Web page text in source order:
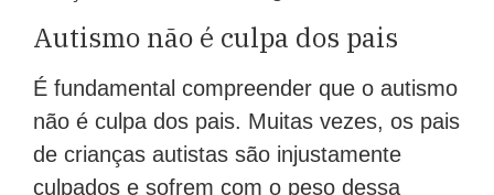
Autismo não é culpa dos pais
É fundamental compreender que o autismo
não é culpa dos pais. Muitas vezes, os pais
de crianças autistas são injustamente
culpados e sofrem com o peso dessa